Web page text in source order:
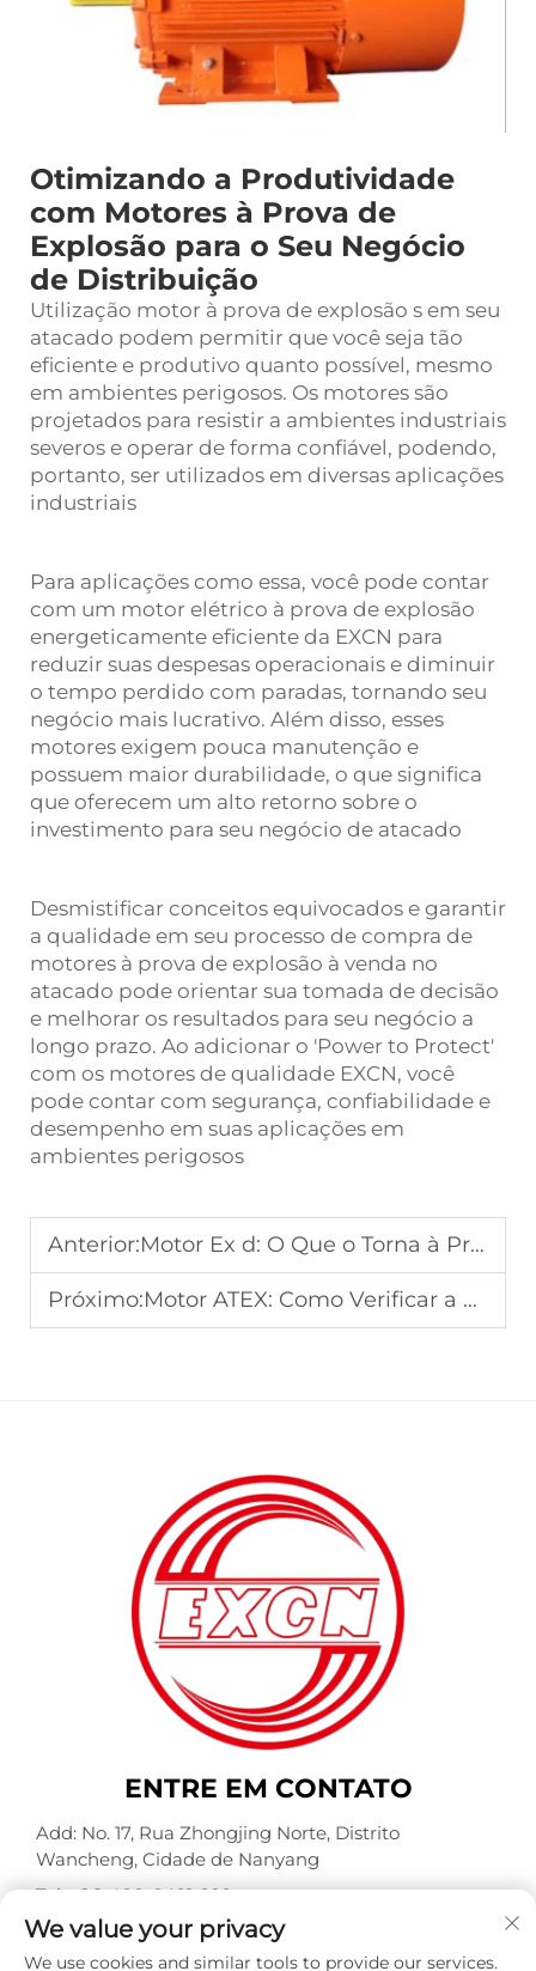
Otimizando a Produtividade
com Motores à Prova de
Explosão para o Seu Negócio
de Distribuição
Utilização motor à prova de explosão s em seu
atacado podem permitir que você seja tão
eficiente e produtivo quanto possível, mesmo
em ambientes perigosos. Os motores são
projetados para resistir a ambientes industriais
severos e operar de forma confiável, podendo,
portanto, ser utilizados em diversas aplicações
industriais
Para aplicações como essa, você pode contar
com um motor elétrico à prova de explosão
energeticamente eficiente da EXCN para
reduzir suas despesas operacionais e diminuir
o tempo perdido com paradas, tornando seu
negócio mais lucrativo. Além disso, esses
motores exigem pouca manutenção e
possuem maior durabilidade, o que significa
que oferecem um alto retorno sobre o
investimento para seu negócio de atacado
Desmistificar conceitos equivocados e garantir
a qualidade em seu processo de compra de
motores à prova de explosão à venda no
atacado pode orientar sua tomada de decisão
e melhorar os resultados para seu negócio a
longo prazo. Ao adicionar o 'Power to Protect'
com os motores de qualidade EXCN, você
pode contar com segurança, confiabilidade e
desempenho em suas aplicações em
ambientes perigosos
Anterior:Motor Ex d: O Que o Torna à Prova de Chamas? Análise Técnica
Próximo:Motor ATEX: Como Verificar a Autenticidade da Certificação
ENTRE EM CONTATO
Add: No. 17, Rua Zhongjing Norte, Distrito
Wancheng, Cidade de Nanyang
Tel.:+86-400-0491-999
E-mail: [email protected]
We value your privacy
We use cookies and similar tools to provide our services.